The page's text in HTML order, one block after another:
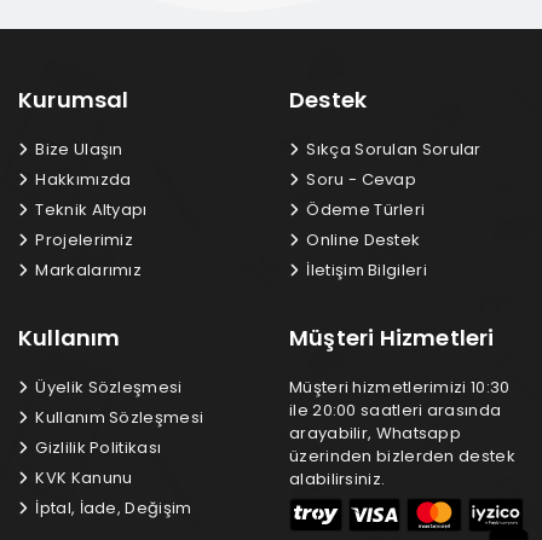
Kurumsal
Bize Ulaşın
Hakkımızda
Teknik Altyapı
Projelerimiz
Markalarımız
Destek
Sıkça Sorulan Sorular
Soru - Cevap
Ödeme Türleri
Online Destek
İletişim Bilgileri
Kullanım
Üyelik Sözleşmesi
Kullanım Sözleşmesi
Gizlilik Politikası
KVK Kanunu
İptal, İade, Değişim
Müşteri Hizmetleri
Müşteri hizmetlerimizi 10:30
ile 20:00 saatleri arasında
arayabilir, Whatsapp
üzerinden bizlerden destek
alabilirsiniz.